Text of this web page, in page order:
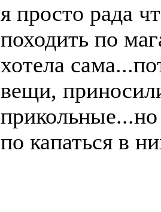
я просто рада
походить по
хотела
вещи,
по капаться в